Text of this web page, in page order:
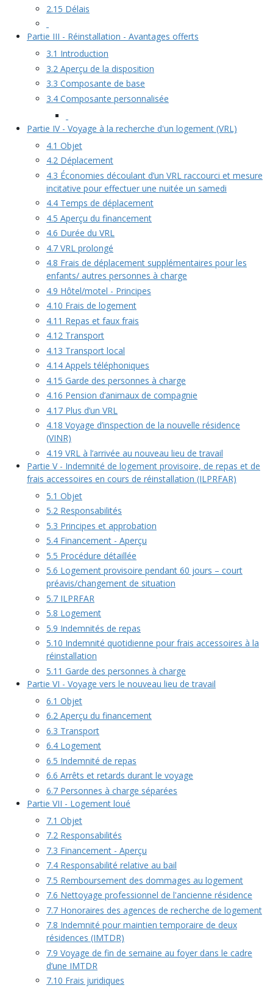
2.15 Délais
Partie III - Réinstallation - Avantages offerts
3.1 Introduction
3.2 Aperçu de la disposition
3.3 Composante de base
3.4 Composante personnalisée
Partie IV - Voyage à la recherche d'un logement (VRL)
4.1 Objet
4.2 Déplacement
4.3 Économies découlant d’un VRL raccourci et mesure
incitative pour effectuer une nuitée un samedi
4.4 Temps de déplacement
4.5 Aperçu du financement
4.6 Durée du VRL
4.7 VRL prolongé
4.8 Frais de déplacement supplémentaires pour les
enfants/ autres personnes à charge
4.9 Hôtel/motel - Principes
4.10 Frais de logement
4.11 Repas et faux frais
4.12 Transport
4.13 Transport local
4.14 Appels téléphoniques
4.15 Garde des personnes à charge
4.16 Pension d’animaux de compagnie
4.17 Plus d’un VRL
4.18 Voyage d’inspection de la nouvelle résidence
(VINR)
4.19 VRL à l’arrivée au nouveau lieu de travail
Partie V - Indemnité de logement provisoire, de repas et de
frais accessoires en cours de réinstallation (ILPRFAR)
5.1 Objet
5.2 Responsabilités
5.3 Principes et approbation
5.4 Financement - Aperçu
5.5 Procédure détaillée
5.6 Logement provisoire pendant 60 jours – court
préavis/changement de situation
5.7 ILPRFAR
5.8 Logement
5.9 Indemnités de repas
5.10 Indemnité quotidienne pour frais accessoires à la
réinstallation
5.11 Garde des personnes à charge
Partie VI - Voyage vers le nouveau lieu de travail
6.1 Objet
6.2 Aperçu du financement
6.3 Transport
6.4 Logement
6.5 Indemnité de repas
6.6 Arrêts et retards durant le voyage
6.7 Personnes à charge séparées
Partie VII - Logement loué
7.1 Objet
7.2 Responsabilités
7.3 Financement - Aperçu
7.4 Responsabilité relative au bail
7.5 Remboursement des dommages au logement
7.6 Nettoyage professionnel de l'ancienne résidence
7.7 Honoraires des agences de recherche de logement
7.8 Indemnité pour maintien temporaire de deux
résidences (IMTDR)
7.9 Voyage de fin de semaine au foyer dans le cadre
d’une IMTDR
7.10 Frais juridiques